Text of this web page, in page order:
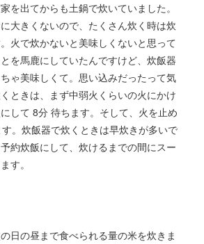
を出てからも土鍋で炊いていました。
大きくないので、たくさん炊く時は炊
火で炊かないと美味しくないと思って
を馬鹿にしていたんですけど、炊飯器
ゃ美味しくて。思い込みだったって気
ときは、まず中弱火くらいの火にかけ
して 8分 待ちます。そして、火を止め
。炊飯器で炊くときは早炊きが多いで
約炊飯にして、炊けるまでの間にスー
す。
日の昼まで食べられる量の米を炊きま